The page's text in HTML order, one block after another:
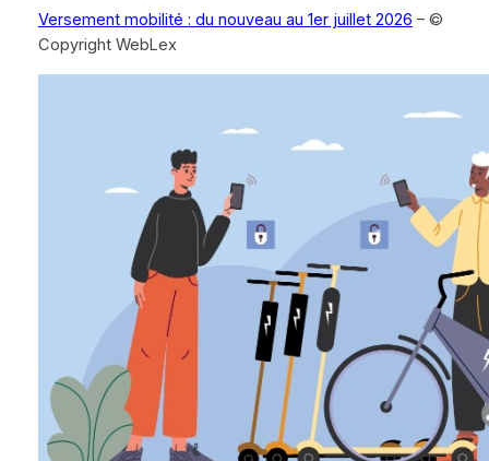
Versement mobilité : du nouveau au 1er juillet 2026 – ©
Copyright WebLex